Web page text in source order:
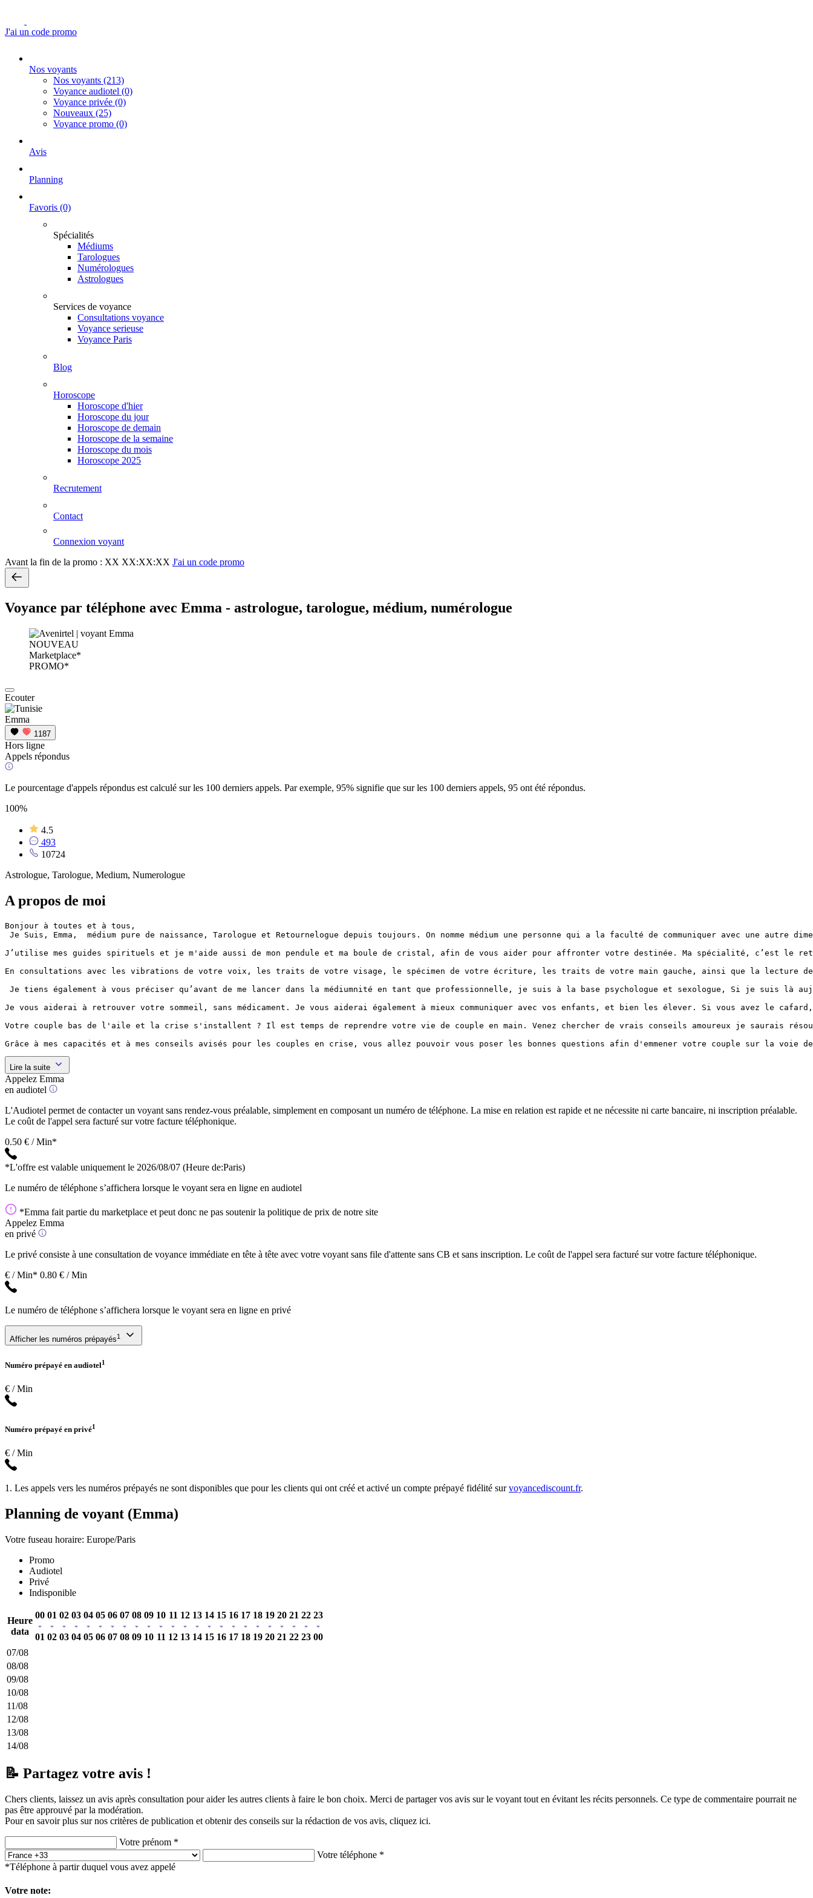
J'ai un code promo
Nos voyants
Nos voyants (213)
Voyance audiotel (0)
Voyance privée (0)
Nouveaux (25)
Voyance promo (0)
Avis
Planning
Favoris (0)
Spécialités
Médiums
Tarologues
Numérologues
Astrologues
Services de voyance
Consultations voyance
Voyance serieuse
Voyance Paris
Blog
Horoscope
Horoscope d'hier
Horoscope du jour
Horoscope de demain
Horoscope de la semaine
Horoscope du mois
Horoscope 2025
Recrutement
Contact
Connexion voyant
Avant la fin de la promo : XX XX:XX:XX J'ai un code promo
Voyance par téléphone avec Emma - astrologue, tarologue, médium, numérologue
NOUVEAU
Marketplace*
PROMO*
Ecouter
Emma
1187
Hors ligne
Appels répondus
Le pourcentage d'appels répondus est calculé sur les 100 derniers appels. Par exemple, 95% signifie que sur les 100 derniers appels, 95 ont été répondus.
100%
4.5
493
10724
Astrologue, Tarologue, Medium, Numerologue
A propos de moi
Bonjour à toutes et à tous,
Je Suis, Emma,  médium pure de naissance, Tarologue et Retournelogue depuis toujours. On nomme médium une personne qui a la faculté de communiquer avec une
J’utilise mes guides spirituels et je m'aide aussi de mon pendule et ma boule de cristal, afin de vous aider pour affronter votre destinée. Ma spécialité, c’est le
En consultations avec les vibrations de votre voix, les traits de votre visage, le spécimen de votre écriture, les traits de votre main gauche, ainsi que la lecture
Je tiens également à vous préciser qu’avant de me lancer dans la médiumnité en tant que professionnelle, je suis à la base psychologue et sexologue, Si je suis
Je vous aiderai à retrouver votre sommeil, sans médicament. Je vous aiderai également à mieux communiquer avec vos enfants, et bien les élever. Si vous avez
Votre couple bas de l'aile et la crise s'installent ? Il est temps de reprendre votre vie de couple en main. Venez chercher de vrais conseils amoureux je saurais
Grâce à mes capacités et à mes conseils avisés pour les couples en crise, vous allez pouvoir vous poser les bonnes questions afin d'emmener votre couple sur la
Lire la suite
Appelez Emma
en audiotel
L'Audiotel permet de contacter un voyant sans rendez-vous préalable, simplement en composant un numéro de téléphone. La mise en relation est rapide et ne nécessite ni carte bancaire, ni inscription préalable.
Le coût de l'appel sera facturé sur votre facture téléphonique.
0.50 € / Min*
*L'offre est valable uniquement le 2026/08/07 (Heure de:Paris)
Le numéro de téléphone s’affichera lorsque le voyant sera en ligne en audiotel
*Emma fait partie du marketplace et peut donc ne pas soutenir la politique de prix de notre site
Appelez Emma
en privé
Le privé consiste à une consultation de voyance immédiate en tête à tête avec votre voyant sans file d'attente sans CB et sans inscription. Le coût de l'appel sera facturé sur votre facture téléphonique.
€ / Min* 0.80 € / Min
Le numéro de téléphone s’affichera lorsque le voyant sera en ligne en privé
Afficher les numéros prépayés1
Numéro prépayé en audiotel1
€ / Min
Numéro prépayé en privé1
€ / Min
1. Les appels vers les numéros prépayés ne sont disponibles que pour les clients qui ont créé et activé un compte prépayé fidélité survoyancediscount.fr.
Planning de voyant (Emma)
Votre fuseau horaire: Europe/Paris
Promo
Audiotel
Privé
Indisponible
Heure
data
00
01
01
02
02
03
03
04
04
05
05
06
06
07
07
08
08
09
09
10
10
11
11
12
12
13
13
14
14
15
15
16
16
17
17
18
18
19
19
20
20
21
21
22
22
23
23
00
07/08
08/08
09/08
10/08
11/08
12/08
13/08
14/08
📝 Partagez votre avis !
Chers clients, laissez un avis après consultation pour aider les autres clients à faire le bon choix. Merci de partager vos avis sur le voyant tout en évitant les récits personnels. Ce type de commentaire pourrait ne
pas être approuvé par la modération.
Pour en savoir plus sur nos critères de publication et obtenir des conseils sur la rédaction de vos avis, cliquez ici.
Votre prénom *
Votre téléphone *
*Téléphone à partir duquel vous avez appelé
Votre note: